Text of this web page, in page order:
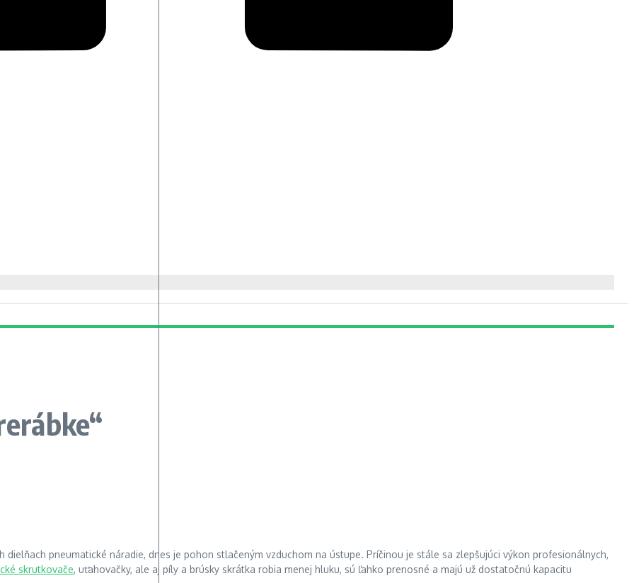
pneumatické náradie, dnes je pohon stlačeným vzduchom na ústupe. Príčinou je stále sa zlepšujúci výkon profesionálnych,
skrutkovače, uťahovačky, ale aj píly a brúsky skrátka robia menej hluku, sú ľahko prenosné a majú už dostatočnú kapacitu